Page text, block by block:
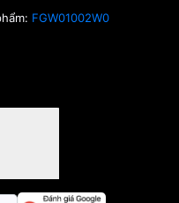
FGW01002W0